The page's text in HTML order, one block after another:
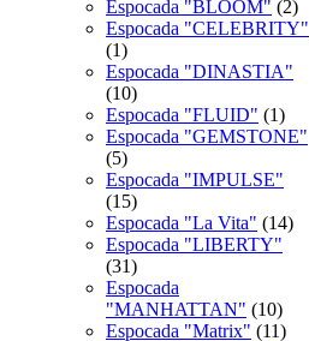
Espocada "BLOOM" (2)
Espocada "CELEBRITY"
(1)
Espocada "DINASTIA"
(10)
Espocada "FLUID" (1)
Espocada "GEMSTONE"
(5)
Espocada "IMPULSE"
(15)
Espocada "La Vita" (14)
Espocada "LIBERTY"
(31)
Espocada
"MANHATTAN" (10)
Espocada "Matrix" (11)